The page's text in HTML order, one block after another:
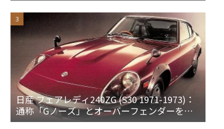
日産 フェアレディ240ZG (S30 1971-1973)：
通称「Gノーズ」とオーバーフェンダーを装
備した特別なZ